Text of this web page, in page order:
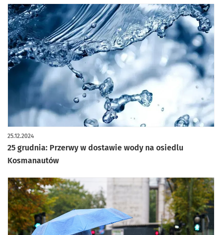
25 grudnia: Przerwy w dostawie wody na osiedlu
Kosmanautów
25.12.2024